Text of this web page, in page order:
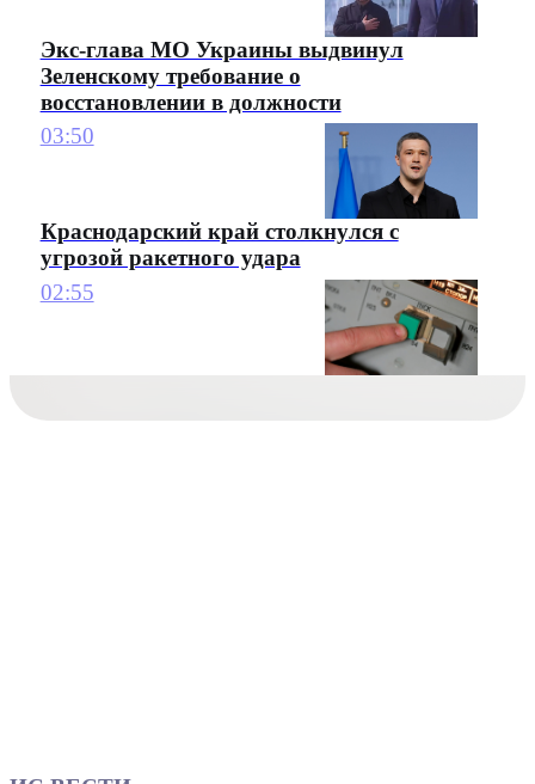
Экс-глава МО Украины выдвинул
Зеленскому требование о
восстановлении в должности
03:50
Краснодарский край столкнулся с
угрозой ракетного удара
02:55